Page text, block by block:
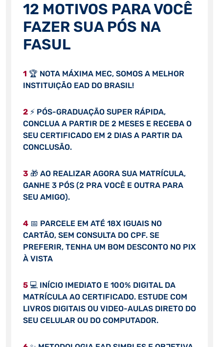
12 MOTIVOS PARA VOCÊ
FAZER SUA PÓS NA
FASUL
1 🏆 NOTA MÁXIMA MEC, SOMOS A MELHOR
INSTITUIÇÃO EAD DO BRASIL!
2⚡ PÓS-GRADUAÇÃO SUPER RÁPIDA,
CONCLUA A PARTIR DE 2 MESES E RECEBA O
SEU CERTIFICADO EM 2 DIAS A PARTIR DA
CONCLUSÃO.
3 🎁 AO REALIZAR AGORA SUA MATRÍCULA,
GANHE 3 PÓS (2 PRA VOCÊ E OUTRA PARA
SEU AMIGO).
4📅 PARCELE EM ATÉ 18X IGUAIS NO
CARTÃO, SEM CONSULTA DO CPF. SE
PREFERIR, TENHA UM BOM DESCONTO NO PIX
À VISTA
5💻 INÍCIO IMEDIATO E 100% DIGITAL DA
MATRÍCULA AO CERTIFICADO. ESTUDE COM
LIVROS DIGITAIS OU VIDEO-AULAS DIRETO DO
SEU CELULAR OU DO COMPUTADOR.